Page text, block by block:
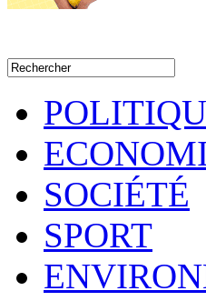
SOCIÉTÉ
SPORT